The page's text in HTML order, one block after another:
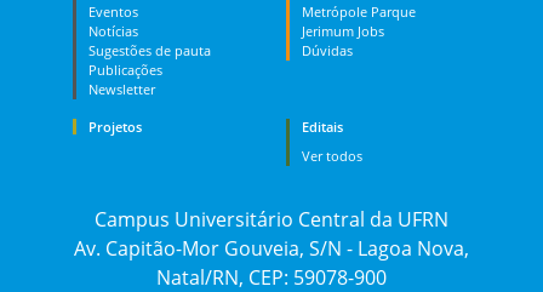
Eventos
Notícias
Sugestões de pauta
Publicações
Newsletter
Metrópole Parque
Jerimum Jobs
Dúvidas
Projetos
Editais
Ver todos
Campus Universitário Central da UFRN
Av. Capitão-Mor Gouveia, S/N - Lagoa Nova,
Natal/RN, CEP: 59078-900